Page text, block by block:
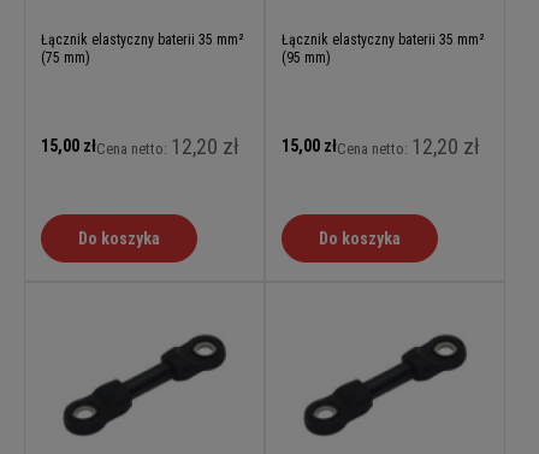
Łącznik elastyczny baterii 35 mm²
(75 mm)
15,00 złCena netto: 12,20 zł
Do koszyka
Łącznik elastyczny baterii 35 mm²
(95 mm)
15,00 złCena netto: 12,20 zł
Do koszyka